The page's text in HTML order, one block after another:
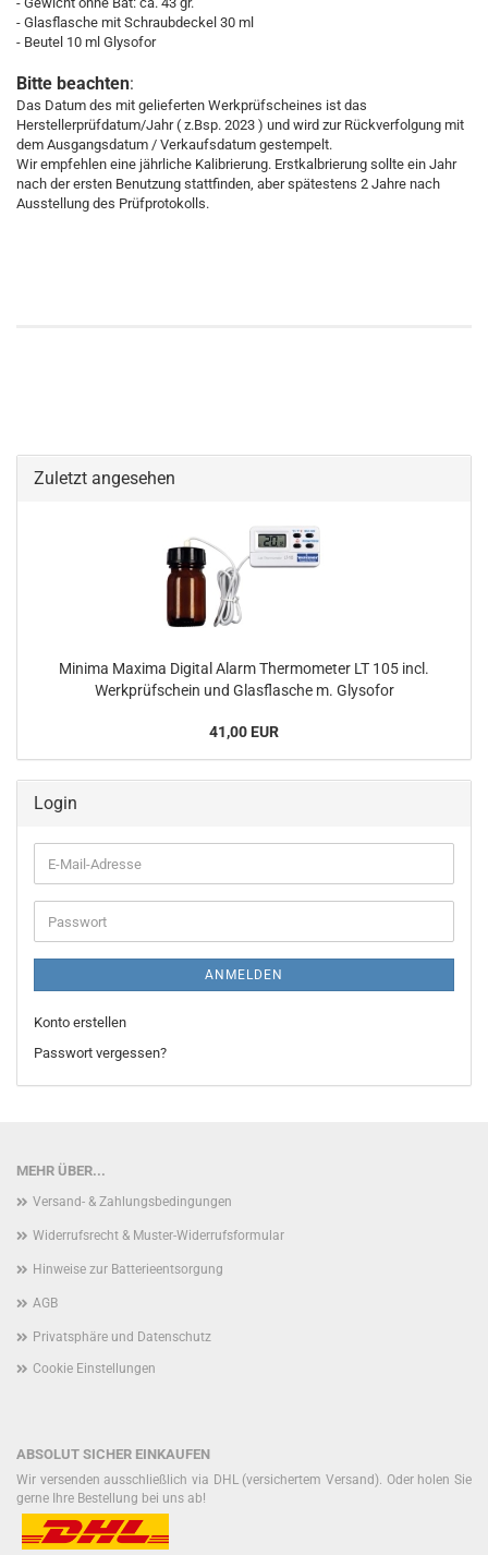
- Glasflasche mit Schraubdeckel 30 ml
- Beutel 10 ml Glysofor
Bitte beachten:
Das Datum des mit gelieferten Werkprüfscheines ist das
Herstellerprüfdatum/Jahr ( z.Bsp. 2023 ) und wird zur Rückverfolgung mit
dem Ausgangsdatum / Verkaufsdatum gestempelt.
Wir empfehlen eine jährliche Kalibrierung. Erstkalbrierung sollte ein Jahr
nach der ersten Benutzung stattfinden, aber spätestens 2 Jahre nach
Ausstellung des Prüfprotokolls.
Zuletzt angesehen
Minima Maxima Digital Alarm Thermometer LT 105 incl.
Werkprüfschein und Glasflasche m. Glysofor
41,00 EUR
Login
E-
Mail-
Adresse
Passwort
ANMELDEN
Konto erstellen
Passwort vergessen?
MEHR ÜBER...
Versand- & Zahlungsbedingungen
Widerrufsrecht & Muster-Widerrufsformular
Hinweise zur Batterieentsorgung
AGB
Privatsphäre und Datenschutz
Cookie Einstellungen
ABSOLUT SICHER EINKAUFEN
Wir versenden ausschließlich via DHL (versichertem Versand). Oder holen Sie
gerne Ihre Bestellung bei uns ab!